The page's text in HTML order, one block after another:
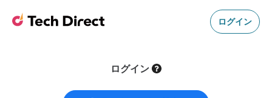
ログイン
ログイン